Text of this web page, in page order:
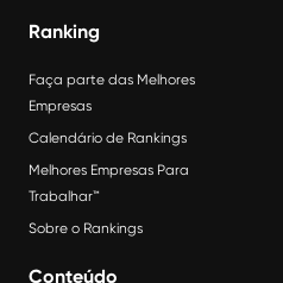
Ranking
Faça parte das Melhores
Empresas
Calendário de Rankings
Melhores Empresas Para
Trabalhar™
Sobre o Rankings
Conteúdo